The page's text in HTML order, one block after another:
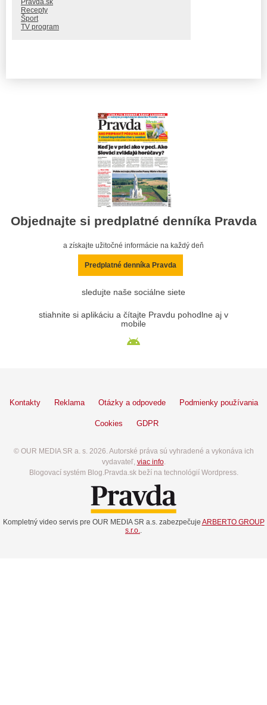
Pravda.sk
Recepty
Šport
TV program
Objednajte si predplatné denníka Pravda
a získajte užitočné informácie na každý deň
Predplatné denníka Pravda
sledujte naše sociálne siete
stiahnite si aplikáciu a čítajte Pravdu pohodlne aj v
mobile
Kontakty Reklama Otázky a odpovede Podmienky používania
Cookies GDPR
© OUR MEDIA SR a. s. 2026. Autorské práva sú vyhradené a vykonáva ich
vydavateľ, viac info.
Blogovací systém Blog.Pravda.sk beží na technológií Wordpress.
Kompletný video servis pre OUR MEDIA SR a.s. zabezpečuje ARBERTO GROUP
s.r.o..